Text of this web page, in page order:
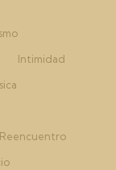
Intimidad
Reencuentro